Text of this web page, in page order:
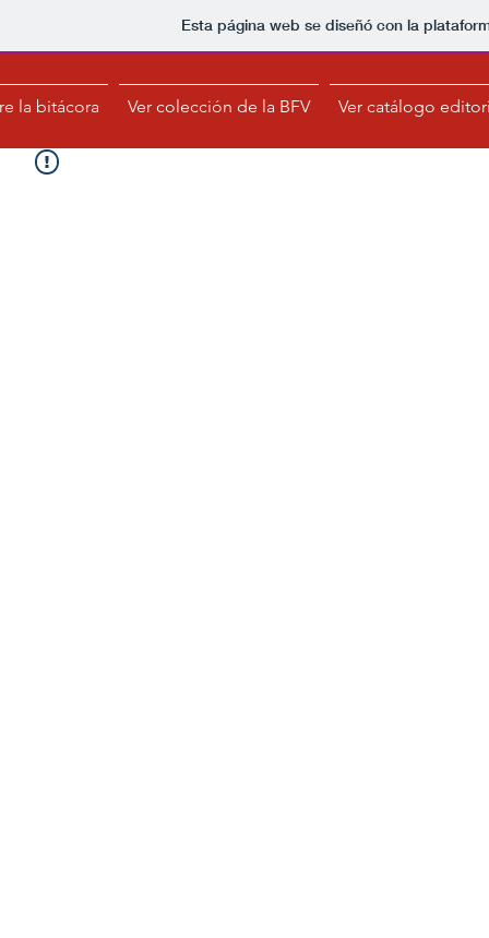
Esta página web se diseñó con la
la bitácora Ver colección de la BFV Ver catálogo